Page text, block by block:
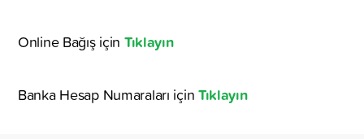
Online Bağış için Tıklayın
Banka Hesap Numaraları için Tıklayın